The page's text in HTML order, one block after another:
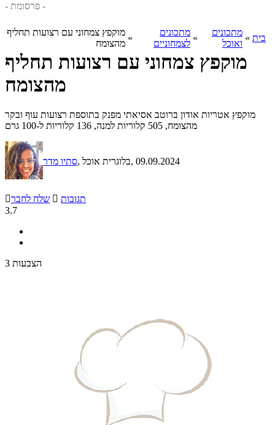
- פרסומת -
בית »
מתכונים
ואוכל
»
מתכונים
לצמחוניים
»
מוקפץ צמחוני עם רצועות תחליף
מהצומח
מוקפץ צמחוני עם רצועות תחליף
מהצומח
מוקפץ אטריות אודון ברוטב אסיאתי מפנק בתוספת רצועות עוף ובקר
מהצומח, 505 קלוריות למנה, 136 קלוריות ל-100 גרם
סתיו מדר , בלוגרית אוכל, 09.09.2024
שלח לחבר  תגובות
3.7
3 הצבעות